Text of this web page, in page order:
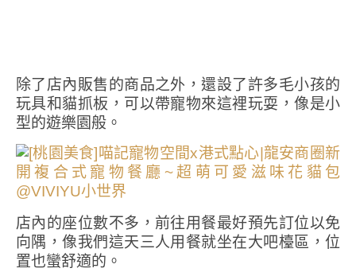
除了店內販售的商品之外，還設了許多毛小孩的
玩具和貓抓板，可以帶寵物來這裡玩耍，像是小
型的遊樂園般。
店內的座位數不多，前往用餐最好預先訂位以免
向隅，像我們這天三人用餐就坐在大吧檯區，位
置也蠻舒適的。